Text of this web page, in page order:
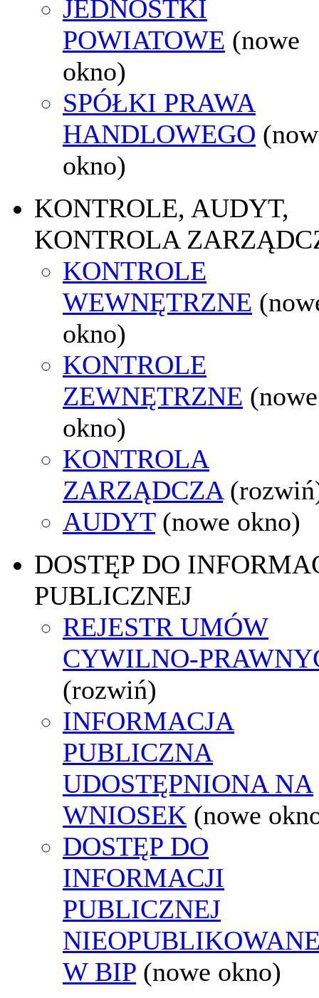
JEDNOSTKI
POWIATOWE (nowe
okno)
SPÓŁKI PRAWA
HANDLOWEGO
okno)
KONTROLE, AUDYT,
KONTROLA
KONTROLE
WEWNĘTRZNE
okno)
KONTROLE
ZEWNĘTRZNE (nowe
okno)
KONTROLA
ZARZĄDCZA
AUDYT (nowe okno)
DOSTĘP DO
PUBLICZNEJ
REJESTR UMÓW
CYWILNO-
(rozwiń)
INFORMACJA
PUBLICZNA
UDOSTĘPNIONA NA
WNIOSEK (nowe
DOSTĘP DO
INFORMACJI
PUBLICZNEJ
W BIP (nowe okno)